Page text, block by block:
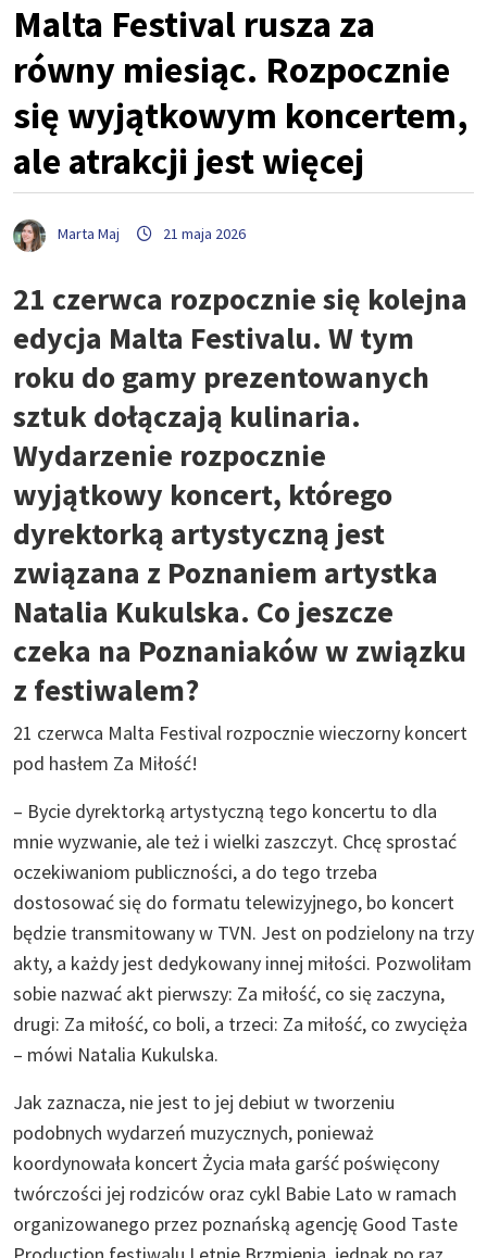
Malta Festival rusza za
równy miesiąc. Rozpocznie
się wyjątkowym koncertem,
ale atrakcji jest więcej
Marta Maj 21 maja 2026
21 czerwca rozpocznie się kolejna
edycja Malta Festivalu. W tym
roku do gamy prezentowanych
sztuk dołączają kulinaria.
Wydarzenie rozpocznie
wyjątkowy koncert, którego
dyrektorką artystyczną jest
związana z Poznaniem artystka
Natalia Kukulska. Co jeszcze
czeka na Poznaniaków w związku
z festiwalem?
21 czerwca Malta Festival rozpocznie wieczorny koncert
pod hasłem Za Miłość!
– Bycie dyrektorką artystyczną tego koncertu to dla
mnie wyzwanie, ale też i wielki zaszczyt. Chcę sprostać
oczekiwaniom publiczności, a do tego trzeba
dostosować się do formatu telewizyjnego, bo koncert
będzie transmitowany w TVN. Jest on podzielony na trzy
akty, a każdy jest dedykowany innej miłości. Pozwoliłam
sobie nazwać akt pierwszy: Za miłość, co się zaczyna,
drugi: Za miłość, co boli, a trzeci: Za miłość, co zwycięża
– mówi Natalia Kukulska.
Jak zaznacza, nie jest to jej debiut w tworzeniu
podobnych wydarzeń muzycznych, ponieważ
koordynowała koncert Życia mała garść poświęcony
twórczości jej rodziców oraz cykl Babie Lato w ramach
organizowanego przez poznańską agencję Good Taste